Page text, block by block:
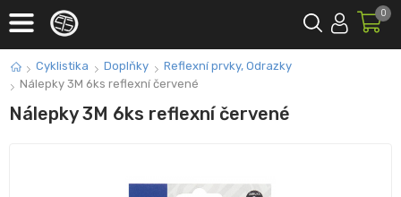
0
Cyklistika Doplňky
Reflexní prvky, Odrazky
Nálepky 3M 6ks reflexní červené
Nálepky 3M 6ks reflexní červené